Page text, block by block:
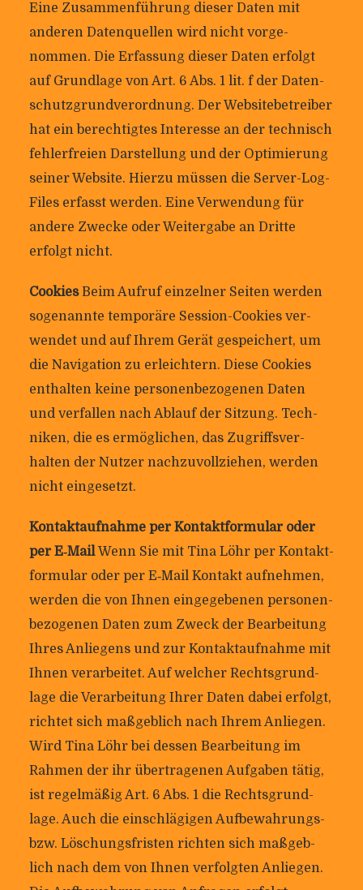
Eine Zusam­men­füh­rung dieser Daten mit
anderen Daten­quellen wird nicht vor­ge­
nommen. Die Erfas­sung dieser Daten erfolgt
auf Grund­lage von Art. 6 Abs. 1 lit. f der Daten­
schutz­grund­ver­ord­nung. Der Web­site­be­treiber
hat ein berech­tigtes Inter­esse an der tech­nisch
feh­ler­freien Dar­stel­lung und der Opti­mie­rung
seiner Web­site. Hierzu müssen die Server-Log-
Files erfasst werden. Eine Ver­wen­dung für
andere Zwecke oder Wei­ter­gabe an Dritte
erfolgt nicht.
Coo­kiesBeim Aufruf ein­zelner Seiten werden
soge­nannte tem­po­räre Ses­sion-Coo­kies ver­
wendet und auf Ihrem Gerät gespei­chert, um
die Navi­ga­tion zu erleich­tern. Diese Coo­kies
ent­halten keine per­so­nen­be­zo­genen Daten
und ver­fallen nach Ablauf der Sit­zung. Tech­
niken, die es ermög­li­chen, das Zugriffs­ver­
halten der Nutzer nach­zu­voll­ziehen, werden
nicht eingesetzt.
Kon­takt­auf­nahme per Kon­takt­for­mular oder
per E‑MailWenn Sie mit Tina Löhr per Kon­takt­
for­mular oder per E‑Mail Kon­takt auf­nehmen,
werden die von Ihnen ein­ge­ge­benen per­so­nen­
be­zo­genen Daten zum Zweck der Bear­bei­tung
Ihres Anlie­gens und zur Kon­takt­auf­nahme mit
Ihnen ver­ar­beitet. Auf wel­cher Rechts­grund­
lage die Ver­ar­bei­tung Ihrer Daten dabei erfolgt,
richtet sich maß­geb­lich nach Ihrem Anliegen.
Wird Tina Löhr bei dessen Bear­bei­tung im
Rahmen der ihr über­tra­genen Auf­gaben tätig,
ist regel­mäßig Art. 6 Abs. 1 die Rechts­grund­
lage. Auch die ein­schlä­gigen Auf­be­wah­rungs-
bzw. Löschungs­fristen richten sich maß­geb­
lich nach dem von Ihnen ver­folgten Anliegen.